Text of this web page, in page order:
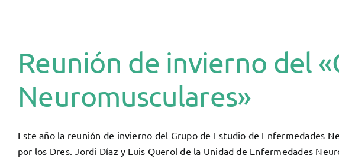
Reunión de invierno del
Neuromusculares»
Este año la reunión de invierno del Grupo de Estudio de Enfermedades
por los Dres. Jordi Díaz y Luis Querol de la Unidad de Enfermedades